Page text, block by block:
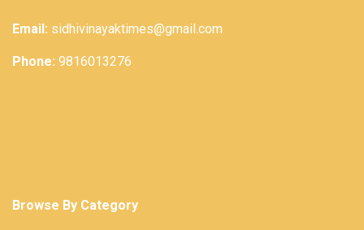
Email: sidhivinayaktimes@gmail.com
Phone: 9816013276
Browse By Category